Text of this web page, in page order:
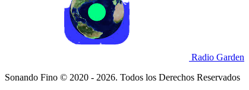
Radio Garden
Sonando Fino © 2020 - 2026. Todos los Derechos Reservados